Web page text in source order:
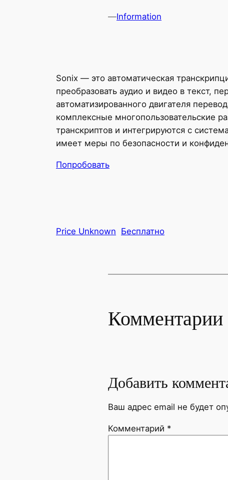
—Information
Sonix — это автоматическая
преобразовать аудио и видео в текст,
автоматизированного двигателя
комплексные многопользовательские
транскриптов и интегрируются с
имеет меры по безопасности и
Попробовать
Price Unknown Бесплатно
Комментарии
Добавить
Ваш адрес email не будет
Комментарий *